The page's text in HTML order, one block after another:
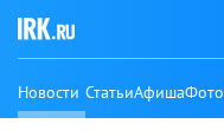
Новости СтатьиАфишаФото